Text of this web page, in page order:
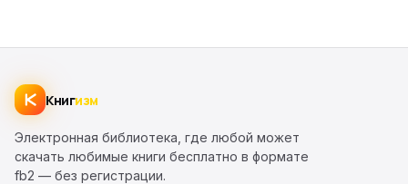
Книгизм
Электронная библиотека, где любой может
скачать любимые книги бесплатно в формате
fb2 — без регистрации.